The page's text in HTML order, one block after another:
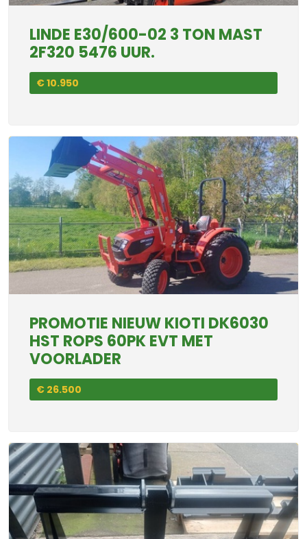
LINDE E30/600-02 3 TON MAST
2F320 5476 UUR.
€ 10.950
PROMOTIE NIEUW KIOTI DK6030
HST ROPS 60PK EVT MET
VOORLADER
€ 26.500